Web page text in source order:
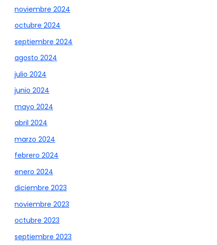
noviembre 2024
octubre 2024
septiembre 2024
agosto 2024
julio 2024
junio 2024
mayo 2024
abril 2024
marzo 2024
febrero 2024
enero 2024
diciembre 2023
noviembre 2023
octubre 2023
septiembre 2023